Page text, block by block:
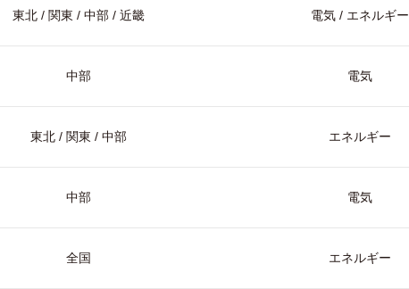
東北 / 関東 / 中部 / 近畿 電気 / エネルギー
中部 電気
東北 / 関東 / 中部 エネルギー
中部 電気
全国 エネルギー